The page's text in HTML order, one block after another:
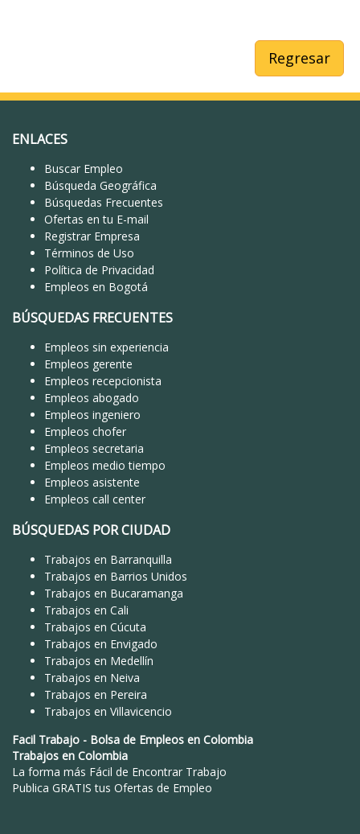
Regresar
ENLACES
Buscar Empleo
Búsqueda Geográfica
Búsquedas Frecuentes
Ofertas en tu E-mail
Registrar Empresa
Términos de Uso
Política de Privacidad
Empleos en Bogotá
BÚSQUEDAS FRECUENTES
Empleos sin experiencia
Empleos gerente
Empleos recepcionista
Empleos abogado
Empleos ingeniero
Empleos chofer
Empleos secretaria
Empleos medio tiempo
Empleos asistente
Empleos call center
BÚSQUEDAS POR CIUDAD
Trabajos en Barranquilla
Trabajos en Barrios Unidos
Trabajos en Bucaramanga
Trabajos en Cali
Trabajos en Cúcuta
Trabajos en Envigado
Trabajos en Medellín
Trabajos en Neiva
Trabajos en Pereira
Trabajos en Villavicencio
Facil Trabajo - Bolsa de Empleos en Colombia
Trabajos en Colombia
La forma más Fácil de Encontrar Trabajo
Publica GRATIS tus Ofertas de Empleo